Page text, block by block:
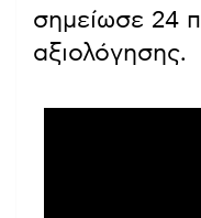
σημείωσε 24
αξιολόγησης.